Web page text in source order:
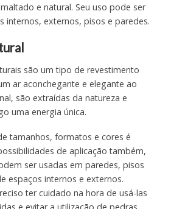
e natural. Seu uso pode ser
internos, externos, pisos e paredes.
são um tipo de revestimento
ar aconchegante e elegante ao
são extraídas da natureza e
uma energia única.
tamanhos, formatos e cores é
de aplicação também,
ser usadas em paredes, pisos
espaços internos e externos.
ter cuidado na hora de usá-las
e evitar a utilização de pedras